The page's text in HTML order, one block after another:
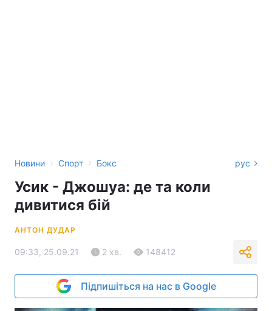
Новини › Спорт › Бокс рус
Усик - Джошуа: де та коли
дивитися бій
АНТОН ДУДАР
09:33, 25.09.21 2 хв. 148412
Підпишіться на нас в Google